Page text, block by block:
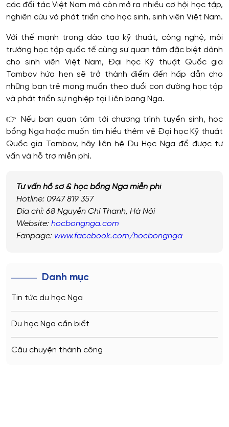
các đối tác Việt Nam mà còn mở ra nhiều cơ hội học tập,
nghiên cứu và phát triển cho học sinh, sinh viên Việt Nam.
Với thế mạnh trong đào tạo kỹ thuật, công nghệ, môi
trường học tập quốc tế cùng sự quan tâm đặc biệt dành
cho sinh viên Việt Nam, Đại học Kỹ thuật Quốc gia
Tambov hứa hẹn sẽ trở thành điểm đến hấp dẫn cho
những bạn trẻ mong muốn theo đuổi con đường học tập
và phát triển sự nghiệp tại Liên bang Nga.
👉 Nếu bạn quan tâm tới chương trình tuyển sinh, học
bổng Nga hoặc muốn tìm hiểu thêm về Đại học Kỹ thuật
Quốc gia Tambov, hãy liên hệ Du Học Nga để được tư
vấn và hỗ trợ miễn phí.
Tư vấn hồ sơ & học bổng Nga miễn phí
Hotline: 0947 819 357
Địa chỉ: 68 Nguyễn Chí Thanh, Hà Nội
Website: hocbongnga.com
Fanpage: www.facebook.com/hocbongnga
Danh mục
Tin tức du học Nga
Du học Nga cần biết
Câu chuyện thành công